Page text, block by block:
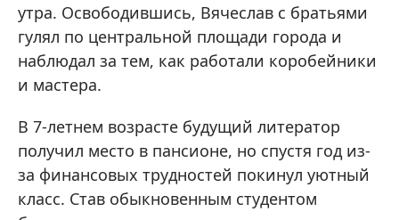
утра. Освободившись, Вячеслав с братьями
гулял по центральной площади города и
наблюдал за тем, как работали коробейники
и мастера.
В 7-летнем возрасте будущий литератор
получил место в пансионе, но спустя год из-
за финансовых трудностей покинул уютный
класс. Став обыкновенным студентом